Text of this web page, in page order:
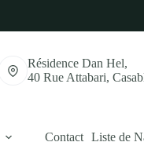
Résidence Dan Hel,
40 Rue Attabari,
Contact Liste de